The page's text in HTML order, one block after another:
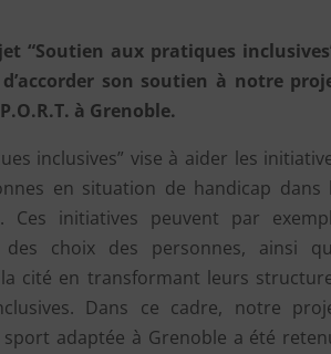
“Soutien aux pratiques
son soutien à notre
à Grenoble.
inclusives” vise à aider les
en situation de handicap dans
initiatives peuvent par
choix des personnes, ainsi
la cité en transformant leurs
Dans ce cadre, notre
sport adaptée à Grenoble a été